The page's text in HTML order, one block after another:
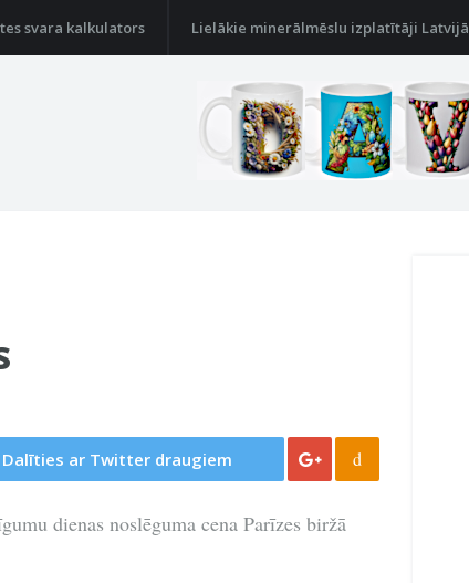
svara kalkulators Lielākie minerālmēslu izplatītāji Latvijā
Dalīties ar Twitter draugiem d
dienas noslēguma cena Parīzes biržā